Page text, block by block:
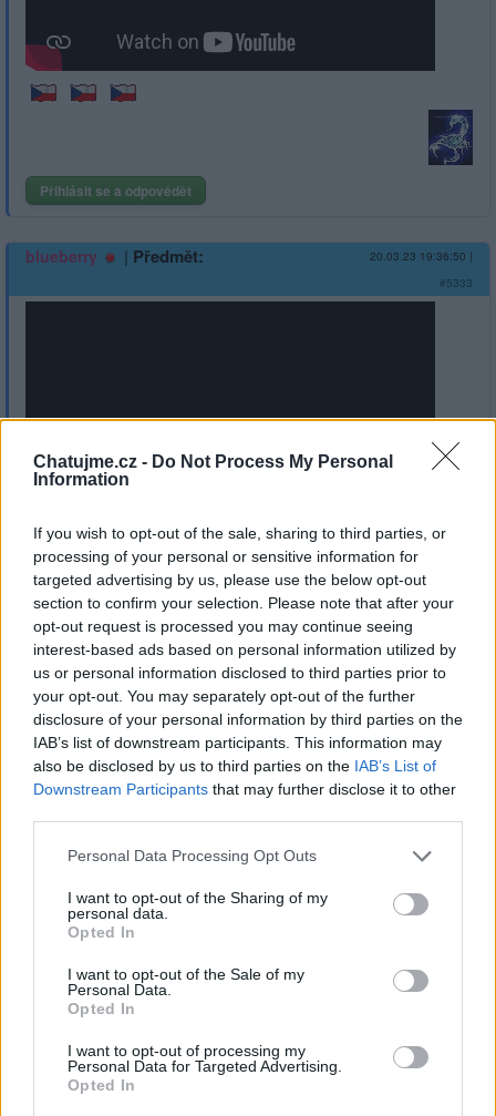
Chatujme.cz - Do Not Process My Personal
Information
If you wish to opt-out of the sale, sharing to third parties, or
processing of your personal or sensitive information for
targeted advertising by us, please use the below opt-out
section to confirm your selection. Please note that after your
opt-out request is processed you may continue seeing
interest-based ads based on personal information utilized by
us or personal information disclosed to third parties prior to
your opt-out. You may separately opt-out of the further
disclosure of your personal information by third parties on the
IAB’s list of downstream participants. This information may
also be disclosed by us to third parties on the IAB’s List of
Downstream Participants that may further disclose it to other
Personal Data Processing Opt Outs
I want to opt-out of the Sharing of my
personal data.
Opted In
I want to opt-out of the Sale of my
Personal Data.
Opted In
I want to opt-out of processing my
Personal Data for Targeted Advertising.
Opted In
Přihlásit se a odpovědět
blueberry | Předmět: 20.03.23 19:36:50 |
#5333
V.Špinarová jednoho dne se vrátíš,,
Přihlásit se a odpovědět
blueberry |Předmět:RE: 20.03.23 19:34:59
#5332
Reakce na příspěvek#5330
Reklama
blueberry |Předmět: 20.03.23 19:34:12